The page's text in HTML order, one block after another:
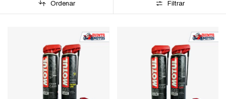
Ordenar Filtrar